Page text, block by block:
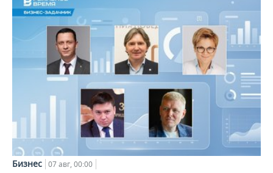
Бизнес 07 авг, 00:00